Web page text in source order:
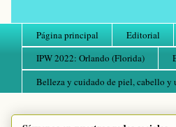
Página principal Editorial
IPW 2022: Orlando (Florida)
Belleza y cuidado de piel, cabello y